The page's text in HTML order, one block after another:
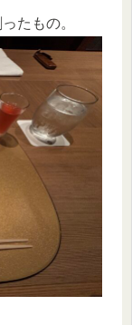
たもの。